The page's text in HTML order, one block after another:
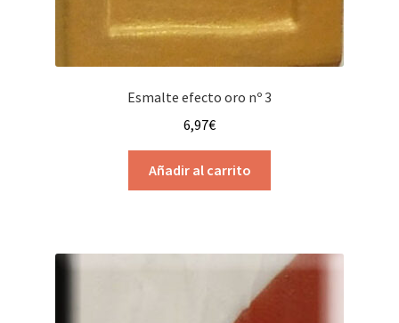
Esmalte efecto oro nº 3
6,97€
Añadir al carrito